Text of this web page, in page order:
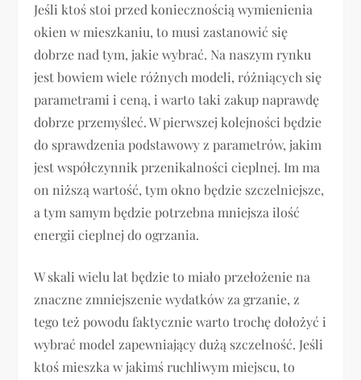
Jeśli ktoś stoi przed koniecznością wymienienia
okien w mieszkaniu, to musi zastanowić się
dobrze nad tym, jakie wybrać. Na naszym rynku
jest bowiem wiele różnych modeli, różniących się
parametrami i ceną, i warto taki zakup naprawdę
dobrze przemyśleć. W pierwszej kolejności będzie
do sprawdzenia podstawowy z parametrów, jakim
jest współczynnik przenikalności cieplnej. Im ma
on niższą wartość, tym okno będzie szczelniejsze,
a tym samym będzie potrzebna mniejsza ilość
energii cieplnej do ogrzania.
W skali wielu lat będzie to miało przełożenie na
znaczne zmniejszenie wydatków za grzanie, z
tego też powodu faktycznie warto trochę dołożyć i
wybrać model zapewniający dużą szczelność. Jeśli
ktoś mieszka w jakimś ruchliwym miejscu, to